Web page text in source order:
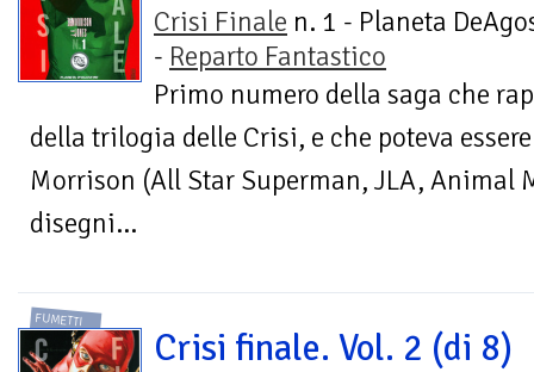
Crisi Finale n. 1 - Planeta
- Reparto Fantastico
Primo numero della saga che
della trilogia delle Crisi, e che poteva
Morrison (All Star Superman, JLA, Animal
disegni...
FUMETTI
Crisi finale. Vol. 2 (di 8)